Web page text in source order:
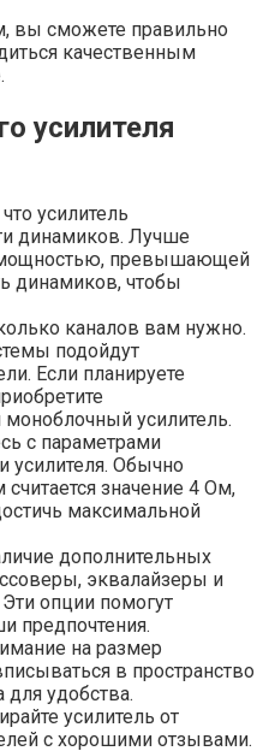
вы сможете правильно
качественным
усилителя
усилитель
динамиков. Лучше
мощностью, превышающей
динамиков, чтобы
каналов вам нужно.
подойдут
Если планируете
усилитель.
с параметрами
усилителя. Обычно
значение 4 Ом,
максимальной
дополнительных
эквалайзеры и
опции помогут
предпочтения.
на размер
в пространство
удобства.
усилитель от
с хорошими отзывами.